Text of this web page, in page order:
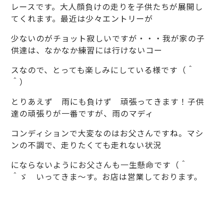
レースです。大人顔負けの走りを子供たちが展開し
てくれます。最近は少々エントリーが
少ないのがチョット寂しいですが・・・我が家の子
供達は、なかなか練習には行けないコー
スなので、とっても楽しみにしている様です（＾
＾）
とりあえず 雨にも負けず 頑張ってきます！子供
達の頑張りが一番ですが、雨のマディ
コンディションで大変なのはお父さんですね。マシ
ンの不調で、走りたくても走れない状況
にならないようにお父さんも一生懸命です（＾
＾ゞ いってきま～す。お店は営業しております。